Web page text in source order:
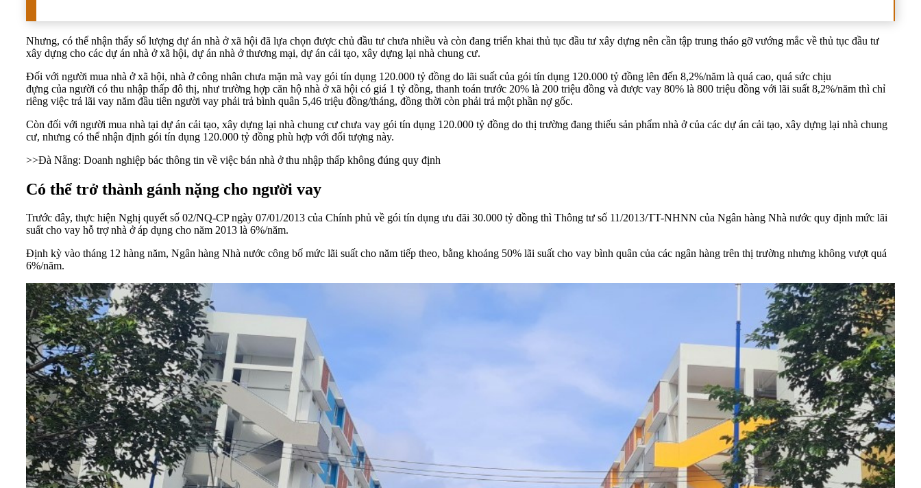
Nhưng, có thể nhận thấy số lượng dự án nhà ở xã hội đã lựa chọn được chủ đầu tư chưa nhiều và còn đang triển khai thủ tục đầu tư xây dựng nên cần tập trung tháo gỡ vướng mắc về thủ tục đầu tư
xây dựng cho các dự án nhà ở xã hội, dự án nhà ở thương mại, dự án cải tạo, xây dựng lại nhà chung cư.
Đối với người mua nhà ở xã hội, nhà ở công nhân chưa mặn mà vay gói tín dụng 120.000 tỷ đồng do lãi suất của gói tín dụng 120.000 tỷ đồng lên đến 8,2%/năm là quá cao, quá sức chịu
đựng của người có thu nhập thấp đô thị, như trường hợp căn hộ nhà ở xã hội có giá 1 tỷ đồng, thanh toán trước 20% là 200 triệu đồng và được vay 80% là 800 triệu đồng với lãi suất 8,2%/năm thì chỉ
riêng việc trả lãi vay năm đầu tiên người vay phải trả bình quân 5,46 triệu đồng/tháng, đồng thời còn phải trả một phần nợ gốc.
Còn đối với người mua nhà tại dự án cải tạo, xây dựng lại nhà chung cư chưa vay gói tín dụng 120.000 tỷ đồng do thị trường đang thiếu sản phẩm nhà ở của các dự án cải tạo, xây dựng lại nhà chung
cư, nhưng có thể nhận định gói tín dụng 120.000 tỷ đồng phù hợp với đối tượng này.
>>Đà Nẵng: Doanh nghiệp bác thông tin về việc bán nhà ở thu nhập thấp không đúng quy định
Có thể trở thành gánh nặng cho người vay
Trước đây, thực hiện Nghị quyết số 02/NQ-CP ngày 07/01/2013 của Chính phủ về gói tín dụng ưu đãi 30.000 tỷ đồng thì Thông tư số 11/2013/TT-NHNN của Ngân hàng Nhà nước quy định mức lãi
suất cho vay hỗ trợ nhà ở áp dụng cho năm 2013 là 6%/năm.
Định kỳ vào tháng 12 hàng năm, Ngân hàng Nhà nước công bố mức lãi suất cho năm tiếp theo, bằng khoảng 50% lãi suất cho vay bình quân của các ngân hàng trên thị trường nhưng không vượt quá
6%/năm.